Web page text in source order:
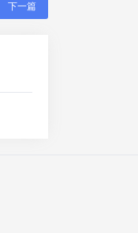
下一篇